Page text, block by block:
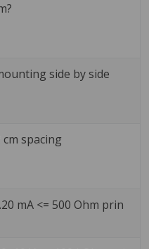
side by side
cm spacing
mA <= 500 Ohm prin